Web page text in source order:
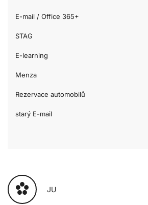
E-mail / Office 365+
STAG
E-learning
Menza
Rezervace automobilů
starý E-mail
JU